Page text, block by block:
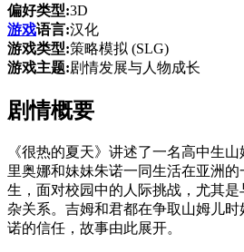
偏好类型:3D
游戏语言:汉化
游戏类型:策略模拟 (SLG)
游戏主题:剧情发展与人物成长
剧情概要
《很热的夏天》讲述了一名高中生
里奥娜和妹妹朱诺一同生活在亚洲
生，面对校园中的人际挑战，尤其
杂关系。吉姆和君都在争取山姆儿
诺的信任，故事由此展开。